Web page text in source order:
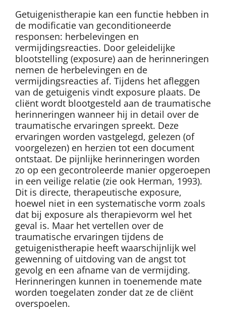
Getuigenistherapie kan een functie hebben in
de modificatie van geconditioneerde
responsen: herbelevingen en
vermijdingsreacties. Door geleidelijke
blootstelling (exposure) aan de herinneringen
nemen de herbelevingen en de
vermijdingsreacties af. Tijdens het afleggen
van de getuigenis vindt exposure plaats. De
cliënt wordt blootgesteld aan de traumatische
herinneringen wanneer hij in detail over de
traumatische ervaringen spreekt. Deze
ervaringen worden vastgelegd, gelezen (of
voorgelezen) en herzien tot een document
ontstaat. De pijnlijke herinneringen worden
zo op een gecontroleerde manier opgeroepen
in een veilige relatie (zie ook Herman, 1993).
Dit is directe, therapeutische exposure,
hoewel niet in een systematische vorm zoals
dat bij exposure als therapievorm wel het
geval is. Maar het vertellen over de
traumatische ervaringen tijdens de
getuigenistherapie heeft waarschijnlijk wel
gewenning of uitdoving van de angst tot
gevolg en een afname van de vermijding.
Herinneringen kunnen in toenemende mate
worden toegelaten zonder dat ze de cliënt
overspoelen.